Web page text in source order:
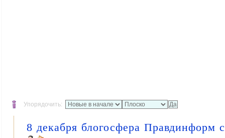
Упорядочить:
8 декабря блогосфера